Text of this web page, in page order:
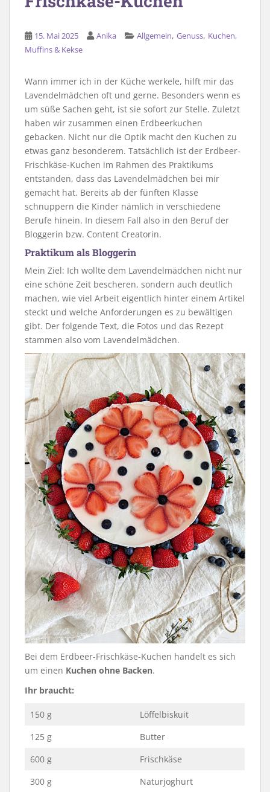
15. Mai 2025 Anika Allgemein, Genuss, Kuchen,
Muffins & Kekse
Wann immer ich in der Küche werkele, hilft mir das
Lavendelmädchen oft und gerne. Besonders wenn es
um süße Sachen geht, ist sie sofort zur Stelle. Zuletzt
haben wir zusammen einen Erdbeerkuchen
gebacken. Nicht nur die Optik macht den Kuchen zu
etwas ganz besonderem. Tatsächlich ist der Erdbeer-
Frischkäse-Kuchen im Rahmen des Praktikums
entstanden, dass das Lavendelmädchen bei mir
gemacht hat. Bereits ab der fünften Klasse
schnuppern die Kinder nämlich in verschiedene
Berufe hinein. In diesem Fall also in den Beruf der
Bloggerin bzw. Content Creatorin.
Praktikum als Bloggerin
Mein Ziel: Ich wollte dem Lavendelmädchen nicht nur
eine schöne Zeit bescheren, sondern auch deutlich
machen, wie viel Arbeit eigentlich hinter einem Artikel
steckt und welche Anforderungen es zu bewältigen
gibt. Der folgende Text, die Fotos und das Rezept
stammen also vom Lavendelmädchen.
Bei dem Erdbeer-Frischkäse-Kuchen handelt es sich
um einen Kuchen ohne Backen.
Ihr braucht:
150 g
Löffelbiskuit
125 g
Butter
600 g
Frischkäse
300 g
Naturjoghurt